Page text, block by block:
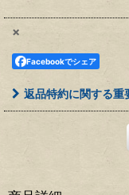
×
Facebookでシェア
返品特約に関する重